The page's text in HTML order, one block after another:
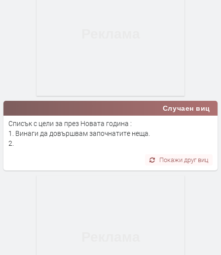
Случаен виц
Списък с цели за през Новата година :
1. Винаги да довършвам започнатите неща.
2.
Покажи друг виц